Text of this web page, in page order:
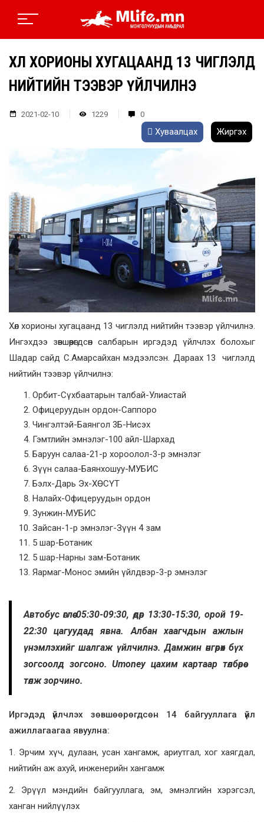
ХӨЛ ХОРИОНЫ ХУГАЦААНД 13 ЧИГЛЭЛД
НИЙТИЙН ТЭЭВЭР ҮЙЛЧИЛНЭ
2021-02-10 1229 0
Хуваалцах Жиргэх
Хөл хорионы хугацаанд 13 чиглэлд нийтийн тээвэр үйлчилнэ.
Ингэхдээ зөвшөөрөгдсөн салбарын иргэдэд үйлчлэх болохыг
Шадар сайд С.Амарсайхан мэдээлсэн. Дараах 13 чиглэлд
нийтийн тээвэр үйлчилнэ:
Орбит-Сүхбаатарын талбай-Улиастай
Офицеруудын ордон-Саппоро
Чингэлтэй-Баянгол 3Б-Нисэх
Гэмтлийн эмнэлэг-100 айл-Шархад
Баруун салаа-21-р хороолол-3-р эмнэлэг
Зүүн салаа-Баянхошуу-МУБИС
Бэлх-Дарь Эх-ХӨСҮТ
Налайх-Офицеруудын ордон
Зунжин-МУБИС
Зайсан-1-р эмнэлэг-Зүүн 4 зам
5 шар-Ботаник
5 шар-Нарны зам-Ботаник
Яармаг-Монос эмийн үйлдвэр-3-р эмнэлэг
Автобус өглөө 05:30-09:30, өдөр 13:30-15:30, орой 19-
22:30 цагуудад явна. Албан хаагчдын ажлын
үнэмлэхийг шалгаж үйлчилнэ. Дамжин өнгөрөх бүх
зогсоолд зогсоно. Umoney цахим картаар төлбөрөө
төлж зорчино.
Иргэдэд үйлчлэх зөвшөөрөгдсөн 14 байгууллага үйл
ажиллагаагаа явуулна:
1. Эрчим хүч, дулаан, усан хангамж, ариутгал, хог хаягдал,
нийтийн аж ахуй, инженерийн хангамж
2. Эрүүл мэндийн байгууллага, эм, эмнэлгийн хэрэгсэл,
ханган нийлүүлэх